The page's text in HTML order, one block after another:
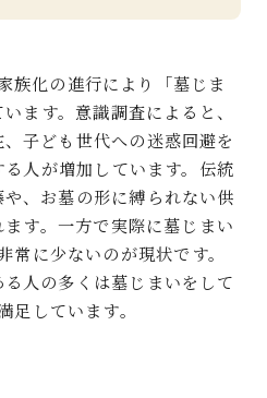
族化の進行により「墓じま
ます。意識調査によると、
子ども世代への迷惑回避を
人が増加しています。伝統
、お墓の形に縛られない供
す。一方で実際に墓じまい
常に少ないのが現状です。
人の多くは墓じまいをして
足しています。